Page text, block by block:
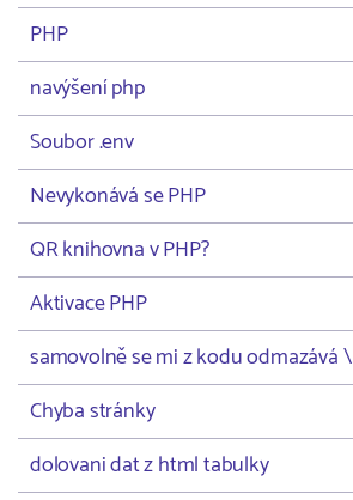
PHP
navýšení php
Soubor .env
Nevykonává se PHP
QR knihovna v PHP?
Aktivace PHP
samovolně se mi z kodu odmazává \
Chyba stránky
dolovani dat z html tabulky